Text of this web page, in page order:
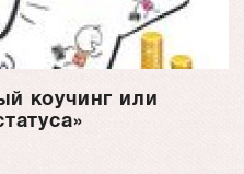
коучинг или